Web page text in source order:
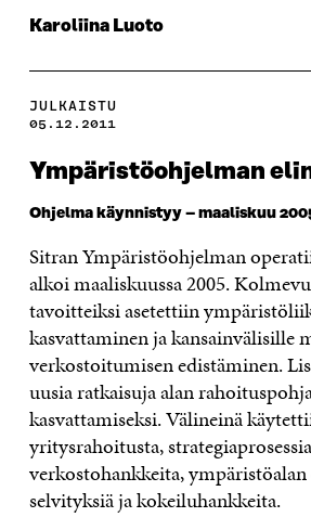
Karoliina Luoto
JULKAISTU
05.12.2011
Ympäristöohjelman
Ohjelma käynnistyy – maaliskuu
Sitran Ympäristöohjelman
alkoi maaliskuussa 2005.
tavoitteiksi asetettiin
kasvattaminen ja kansainvälisille
verkostoitumisen edistäminen.
uusia ratkaisuja alan
kasvattamiseksi. Välineinä
yritysrahoitusta,
verkostohankkeita,
selvityksiä ja kokeiluhankkeita.